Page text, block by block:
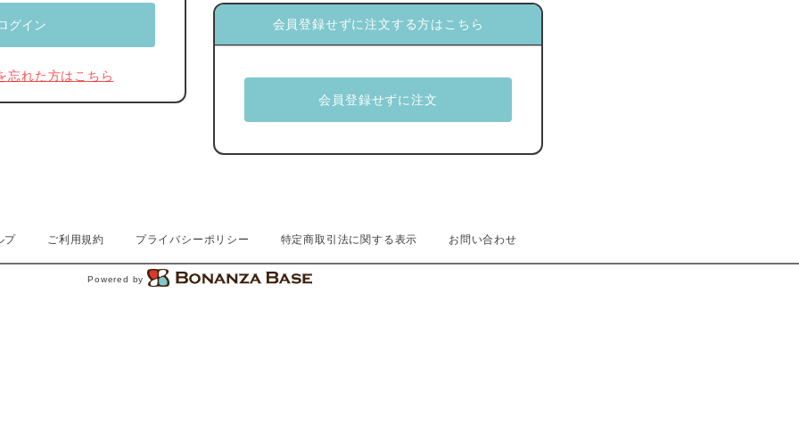
忘れた方はこちら
会員登録せずに注文する方はこちら
プ ご利用規約 プライバシーポリシー 特定商取引法に関する表示 お問い合わせ
Powered by